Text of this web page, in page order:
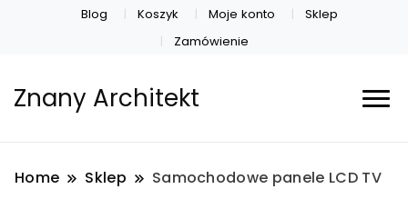
Blog Koszyk Moje konto
Sklep
Zamówienie
Znany Architekt
Home Sklep Samochodowe panele LCD TV